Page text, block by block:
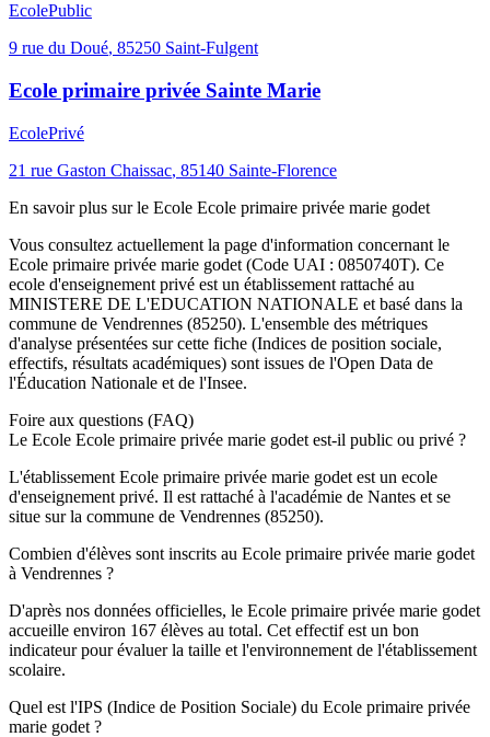
EcolePublic
9 rue du Doué, 85250 Saint-Fulgent
Ecole primaire privée Sainte Marie
EcolePrivé
21 rue Gaston Chaissac, 85140 Sainte-Florence
En savoir plus sur le Ecole Ecole primaire privée marie godet
Vous consultez actuellement la page d'information concernant le
Ecole primaire privée marie godet (Code UAI : 0850740T). Ce
ecole d'enseignement privé est un établissement rattaché au
MINISTERE DE L'EDUCATION NATIONALE et basé dans la
commune de Vendrennes (85250). L'ensemble des métriques
d'analyse présentées sur cette fiche (Indices de position sociale,
effectifs, résultats académiques) sont issues de l'Open Data de
l'Éducation Nationale et de l'Insee.
Foire aux questions (FAQ)
Le Ecole Ecole primaire privée marie godet est-il public ou privé ?
L'établissement Ecole primaire privée marie godet est un ecole
d'enseignement privé. Il est rattaché à l'académie de Nantes et se
situe sur la commune de Vendrennes (85250).
Combien d'élèves sont inscrits au Ecole primaire privée marie godet
à Vendrennes ?
D'après nos données officielles, le Ecole primaire privée marie godet
accueille environ 167 élèves au total. Cet effectif est un bon
indicateur pour évaluer la taille et l'environnement de l'établissement
scolaire.
Quel est l'IPS (Indice de Position Sociale) du Ecole primaire privée
marie godet ?